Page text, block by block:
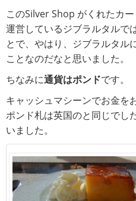
このSilver Shop がくれたカ
運営しているジブラルタルで
とで、やはり、ジブラルタル
ことなのだなと思いました。
ちなみに通貨はポンドです。
キャッシュマシーンでお金を
ポンド札は英国のと同じでし
いました。